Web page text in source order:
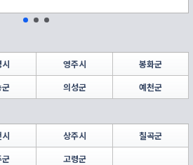
영주시
봉화군
의성군 예천군
상주시
칠곡군
고령군